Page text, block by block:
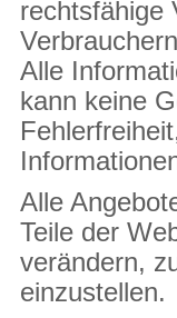
rechtsfähige
Alle
kann keine
Alle
Teile der
verändern,
einzustellen.